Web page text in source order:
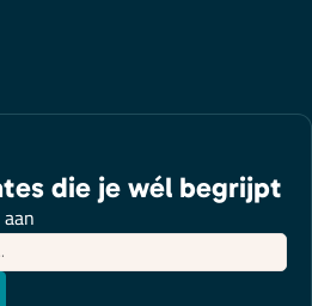
die je wél begrijpt